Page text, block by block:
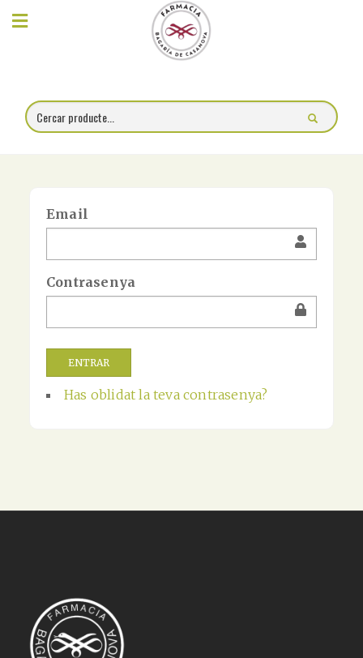
×
online
Farmàcia
Xerrades
Email
Contrasenya
ENTRAR
Has oblidat la teva contrasenya?